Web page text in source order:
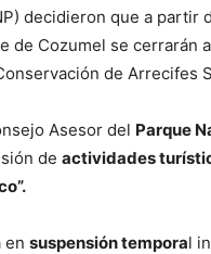
decidieron que a partir
de Cozumel se cerrarán
de Arrecifes
Asesor del Parque
de actividades
en suspensión temporal